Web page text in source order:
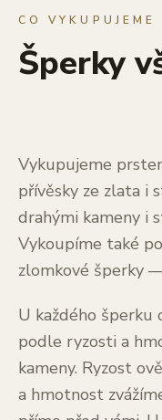
CO VYKUPUJEME
Šperky
Vykupujeme
přívěsky ze zlata i
drahými kameny i
Vykoupíme také
zlomkové šperky
U každého šperku
podle ryzosti a
kameny. Ryzost
a hmotnost